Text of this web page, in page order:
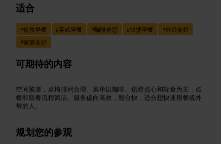
适合
#伦敦早餐 #英式早餐 #咖啡休憩 #快捷早餐 #外带友好
#家庭友好
可期待的内容
空间紧凑，桌椅排列合理。菜单以咖啡、烘焙点心和轻食为主，点
餐和取餐流程简洁。服务偏向高效，翻台快，适合想快速用餐或外
带的人。
规划您的参观